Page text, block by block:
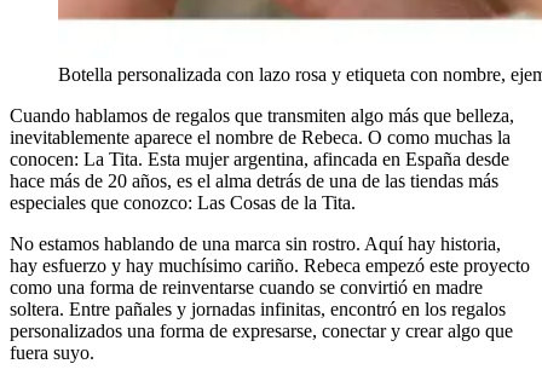
Botella personalizada con lazo rosa y etiqueta con nombre,
Cuando hablamos de regalos que transmiten algo más que belleza,
inevitablemente aparece el nombre de Rebeca. O como muchas la
conocen: La Tita. Esta mujer argentina, afincada en España desde
hace más de 20 años, es el alma detrás de una de las tiendas más
especiales que conozco: Las Cosas de la Tita.
No estamos hablando de una marca sin rostro. Aquí hay historia,
hay esfuerzo y hay muchísimo cariño. Rebeca empezó este proyecto
como una forma de reinventarse cuando se convirtió en madre
soltera. Entre pañales y jornadas infinitas, encontró en los regalos
personalizados una forma de expresarse, conectar y crear algo que
fuera suyo.